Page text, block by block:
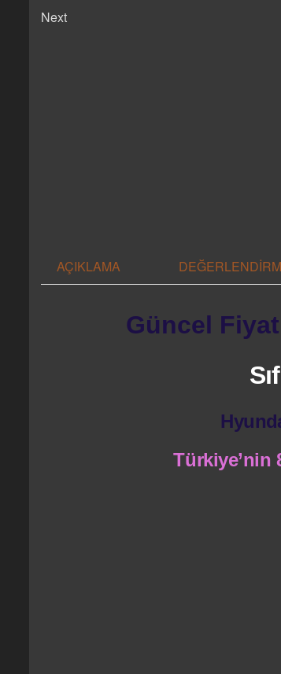
Next
AÇIKLAMA
Güncel
Türkiye’nin